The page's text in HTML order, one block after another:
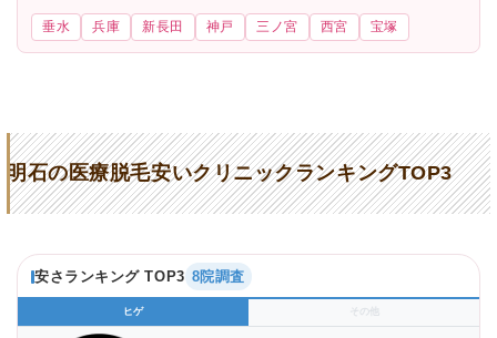
垂水 兵庫 新長田 神戸 三ノ宮 西宮 宝塚
明石の医療脱毛安いクリニックランキングTOP3
安さランキング TOP3 8院調査
ヒゲ その他